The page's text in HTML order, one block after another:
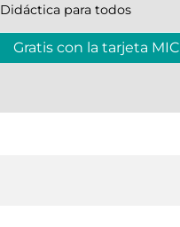
Didáctica para todos
Gratis con la tarjeta MIC